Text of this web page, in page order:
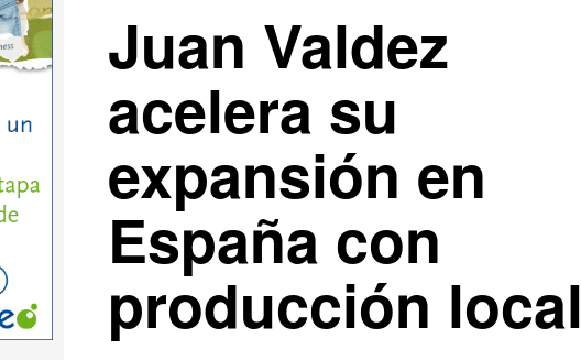
Juan Valdez
acelera su
expansión en
España con
producción local